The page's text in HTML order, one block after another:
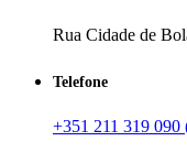
Rua Cidade de
Telefone
+351 211 319 090